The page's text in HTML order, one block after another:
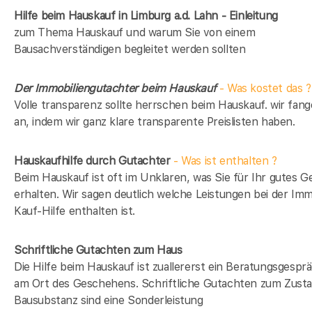
Hilfe beim Hauskauf in Limburg a.d. Lahn - Einleitung
zum Thema Hauskauf und warum Sie von einem
Bausachverständigen begleitet werden sollten
Der Immobiliengutachter beim Hauskauf- Was kostet das ?
Volle transparenz sollte herrschen beim Hauskauf. wir
an, indem wir ganz klare transparente Preislisten haben.
Hauskaufhilfe durch Gutachter- Was ist enthalten ?
Beim Hauskauf ist oft im Unklaren, was Sie für Ihr gutes
erhalten. Wir sagen deutlich welche Leistungen bei der
Kauf-Hilfe enthalten ist.
Schriftliche Gutachten zum Haus
Die Hilfe beim Hauskauf ist zuallererst ein
am Ort des Geschehens. Schriftliche Gutachten zum
Bausubstanz sind eine Sonderleistung